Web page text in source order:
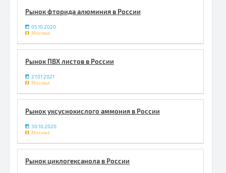
Рынок фторида алюминия в России
05.10.2020
Москва
Рынок ПВХ листов в России
27.01.2021
Москва
Рынок уксуснокислого аммония в России
30.10.2020
Москва
Рынок циклогексанола в России